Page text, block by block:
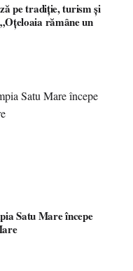
pe tradiție, turism și
Satu Mare începe